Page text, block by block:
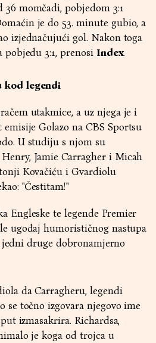
36 momčadi, pobjedom 3:1
je do 53. minute gubio, a
izjednačujući gol. Nakon toga
pobjedu 3:1, prenosi Index.
kod legendi
utakmice, a uz njega je i
Golazo na CBS Sportsu
U studiju s njom su
Jamie Carragher i Micah
Kovačiću i Gvardiolu
"Čestitam!"
Engleske te legende Premier
ugođaj humorističnog nastupa
druge dobronamjerno
da Carragheru, legendi
se točno izgovara njegovo ime
izmasakrira. Richardsa,
je koga od trojca u